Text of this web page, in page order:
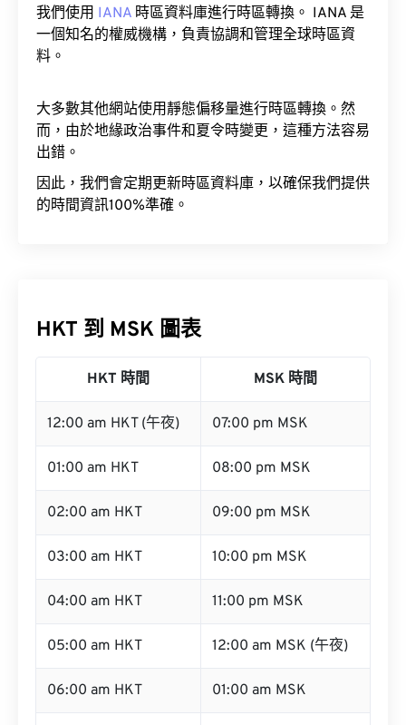
我們使用 IANA 時區資料庫進行時區轉換。 IANA 是
一個知名的權威機構，負責協調和管理全球時區資
料。
大多數其他網站使用靜態偏移量進行時區轉換。然
而，由於地緣政治事件和夏令時變更，這種方法容易
出錯。
因此，我們會定期更新時區資料庫，以確保我們提供
的時間資訊100%準確。
HKT 到 MSK 圖表
HKT 時間 MSK 時間
12:00 am HKT (午夜) 07:00 pm MSK
01:00 am HKT 08:00 pm MSK
02:00 am HKT 09:00 pm MSK
03:00 am HKT 10:00 pm MSK
04:00 am HKT 11:00 pm MSK
05:00 am HKT 12:00 am MSK (午夜)
06:00 am HKT 01:00 am MSK